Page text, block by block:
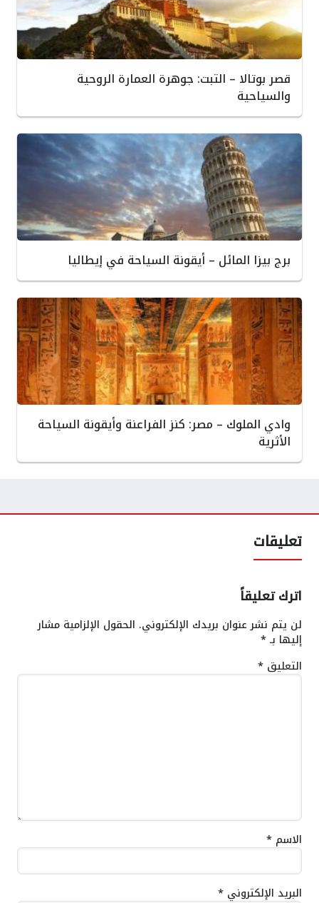
قصر بوتالا – التبت: جوهرة العمارة الروحية
والسياحية
برج بيزا المائل – أيقونة السياحة في إيطاليا
وادي الملوك – مصر: كنز الفراعنة وأيقونة السياحة
الأثرية
تعليقات
اترك تعليقاً
لن يتم نشر عنوان بريدك الإلكتروني. الحقول الإلزامية مشار
إليها بـ*
التعليق *
الاسم *
البريد الإلكتروني *